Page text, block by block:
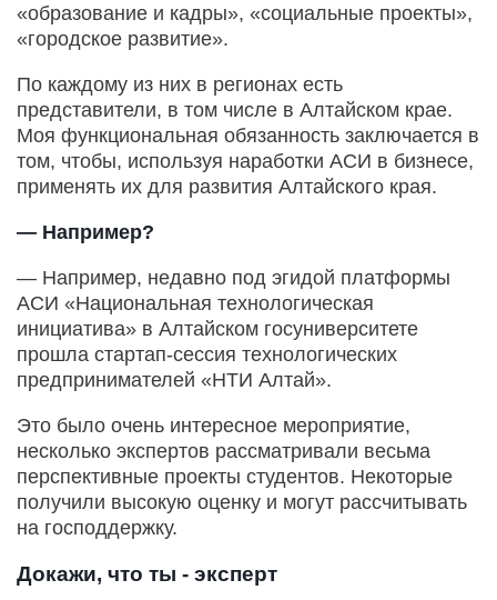
«образование и кадры», «социальные проекты»,
«городское развитие».
По каждому из них в регионах есть
представители, в том числе в Алтайском крае.
Моя функциональная обязанность заключается в
том, чтобы, используя наработки АСИ в бизнесе,
применять их для развития Алтайского края.
— Например?
— Например, недавно под эгидой платформы
АСИ «Национальная технологическая
инициатива» в Алтайском госуниверситете
прошла стартап-сессия технологических
предпринимателей «НТИ Алтай».
Это было очень интересное мероприятие,
несколько экспертов рассматривали весьма
перспективные проекты студентов. Некоторые
получили высокую оценку и могут рассчитывать
на господдержку.
Докажи, что ты - эксперт